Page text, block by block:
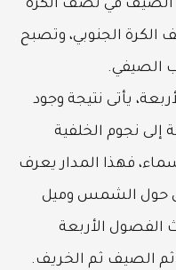
الصيف في نصف الكرة
الجنوبي، وتصبح
الصيفي.
يأتى نتيجة وجود
نجوم الخلفية
فهذا المدار يعرف
حول الشمس وميل
الفصول الأربعة
ثم الصيف ثم الخريف.